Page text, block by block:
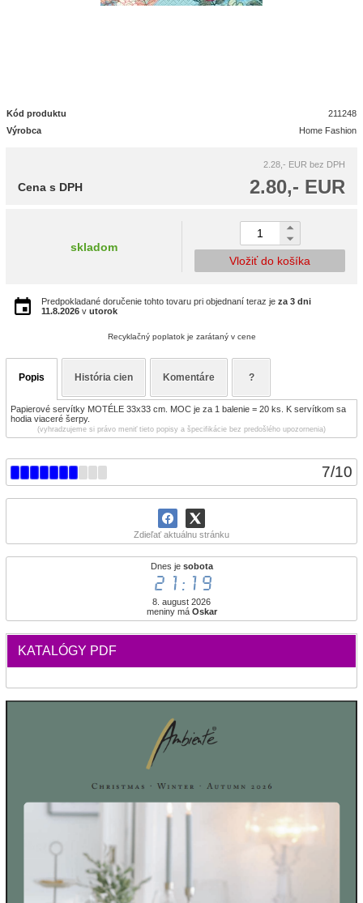
7/10
Zdieľať aktuálnu stránku
Dnes je sobota
21:19
8. august 2026
meniny má Oskar
KATALÓGY PDF
Kód produktu
211248
Výrobca
Home Fashion
2.28,- EUR bez DPH
2.80,- EUR
Cena s DPH
skladom
Vložiť do košíka
Predpokladané doručenie tohto tovaru pri objednaní teraz je za 3 dni
11.8.2026 v utorok
Recyklačný poplatok je zarátaný v cene
Popis História cien Komentáre ?
Papierové servítky MOTÉLE 33x33 cm. MOC je za 1 balenie = 20 ks. K servítkom sa
hodia viaceré šerpy.
(vyhradzujeme si právo meniť tieto popisy a špecifikácie bez predošlého upozornenia)